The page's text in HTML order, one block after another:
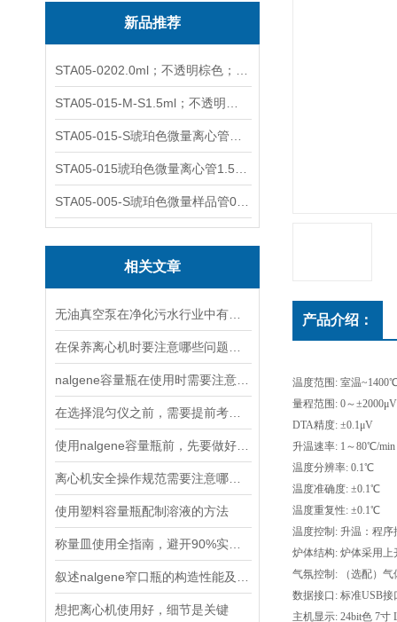
新品推荐
相关文章
使用塑料容量瓶配制溶液的方法
想把离心机使用好，细节是关键
产品介绍：
温度范围: 室温
量程范围: 0～
DTA精度: ±0.1μV
升温速率: 1～80℃/
温度分辨率: 0.1℃
温度准确度: ±0.1℃
温度重复性: ±0.1℃
温度控制: 升温：程
炉体结构: 炉体采用
气氛控制: （选配）
数据接口: 标准USB
主机显示: 24bit色 7寸